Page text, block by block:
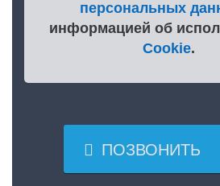
персональных
информацией об
Cookie.
